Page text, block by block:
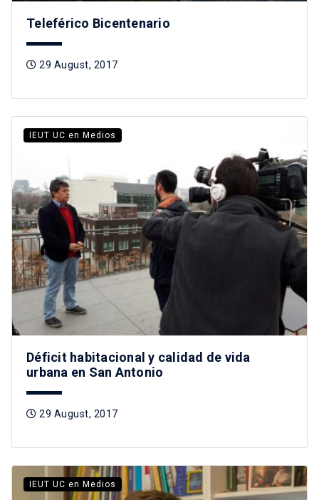
Teleférico Bicentenario
29 August, 2017
IEUT UC en Medios
Déficit habitacional y calidad de vida
urbana en San Antonio
29 August, 2017
IEUT UC en Medios